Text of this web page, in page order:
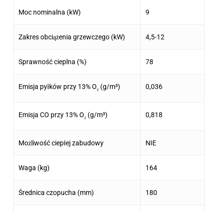
Moc nominalna (kW) 9
Zakres obciążenia grzewczego (kW) 4,5-12
Sprawność cieplna (%) 78
Emisja pyłków przy 13% O2 (g/m³) 0,036
Emisja CO przy 13% O2 (g/m³) 0,818
Możliwość ciepłej zabudowy NIE
Waga (kg) 164
Średnica czopucha (mm) 180